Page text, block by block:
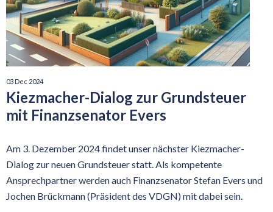
03 Dec 2024
Kiezmacher-Dialog zur Grundsteuer
mit Finanzsenator Evers
Am 3. Dezember 2024 findet unser nächster Kiezmacher-
Dialog zur neuen Grundsteuer statt. Als kompetente
Ansprechpartner werden auch Finanzsenator Stefan Evers und
Jochen Brückmann (Präsident des VDGN) mit dabei sein.